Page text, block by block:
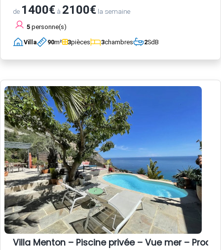
de 1400€ à 2100€ la semaine
5 personne(s)
Villa 90m² 3pièces 3chambres 2SdB
Villa Menton – Piscine privée – Vue mer –